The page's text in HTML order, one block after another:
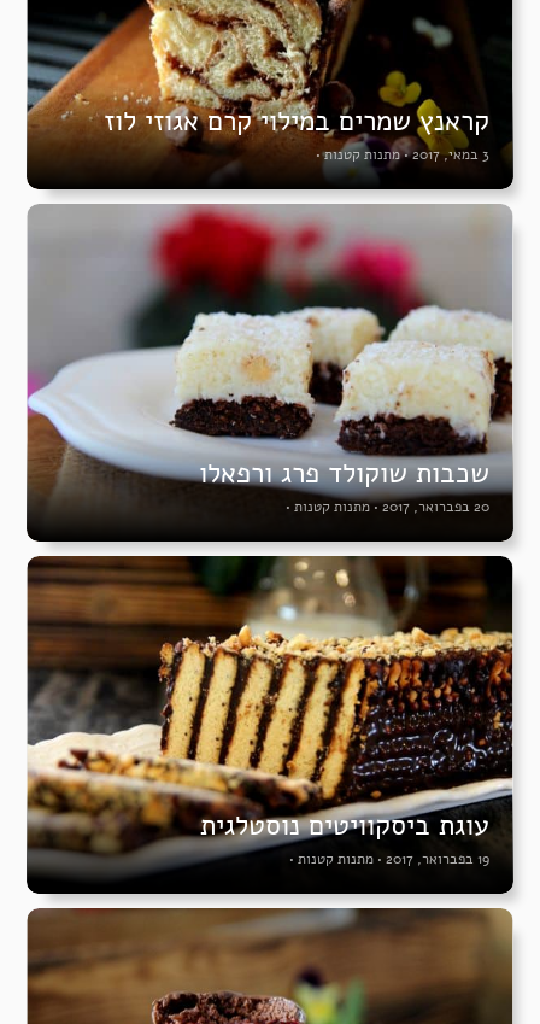
קראנץ שמרים במילוי קרם אגוזי לוז
3 במאי, 2017 •מתנות קטנות •
שכבות שוקולד פרג ורפאלו
20 בפברואר, 2017 •מתנות קטנות •
עוגת ביסקוויטים נוסטלגית
19 בפברואר, 2017 • מתנות קטנות •